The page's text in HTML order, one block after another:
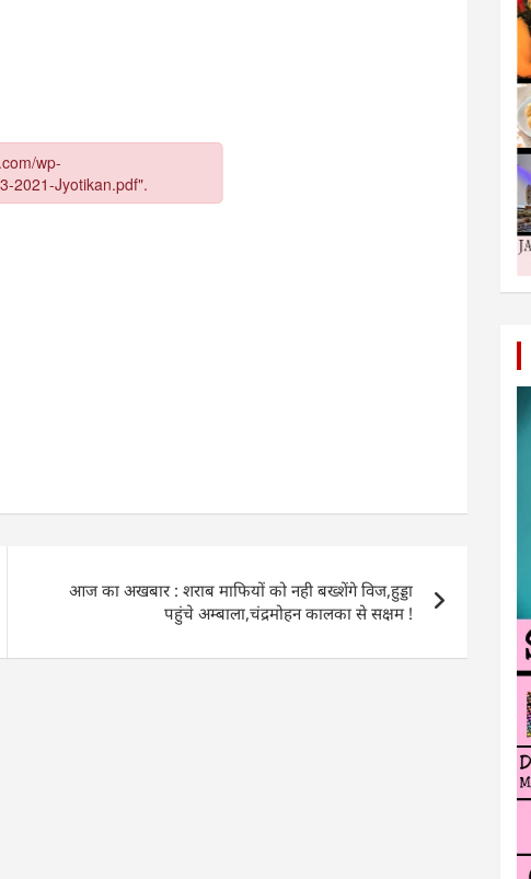
आज का अखबार : शराब माफियों को नही बख्शेंगे विज,हुड्डा
पहुंचे अम्बाला,चंद्रमोहन कालका से सक्षम !